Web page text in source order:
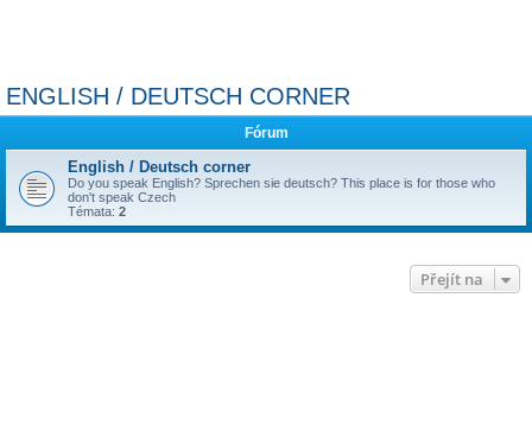
ENGLISH / DEUTSCH CORNER
Fórum
English / Deutsch corner
Do you speak English? Sprechen sie deutsch? This place is for those who
don't speak Czech
Témata: 2
Přejít na